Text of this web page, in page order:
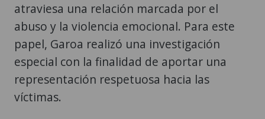
atraviesa una relación marcada por el
abuso y la violencia emocional. Para este
papel, Garoa realizó una investigación
especial con la finalidad de aportar una
representación respetuosa hacia las
víctimas.